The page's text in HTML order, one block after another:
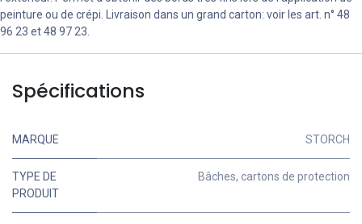
peinture ou de crépi. Livraison dans un grand carton: voir les art. n° 48
96 23 et 48 97 23.
Spécifications
MARQUE STORCH
TYPE DE
PRODUIT
Bâches, cartons de protection